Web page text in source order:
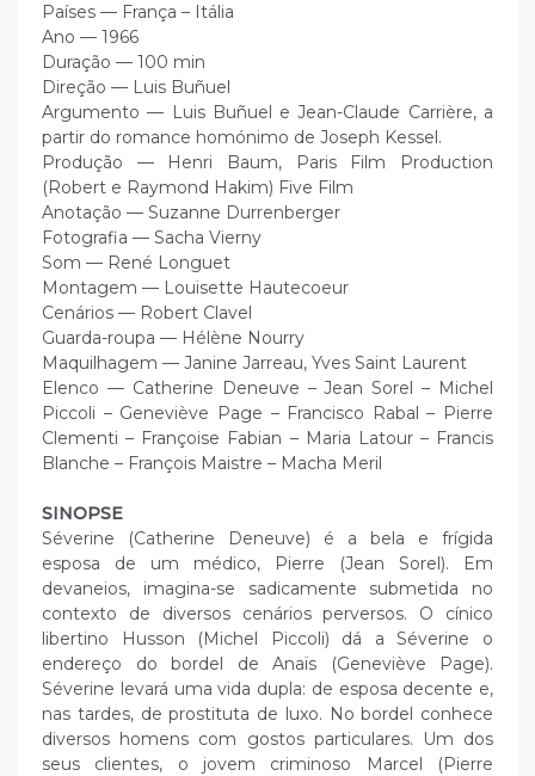
Países — França – Itália
Ano — 1966
Duração — 100 min
Direção — Luis Buñuel
Argumento — Luis Buñuel e Jean-Claude Carrière, a
partir do romance homónimo de Joseph Kessel.
Produção — Henri Baum, Paris Film Production
(Robert e Raymond Hakim) Five Film
Anotação — Suzanne Durrenberger
Fotografia — Sacha Vierny
Som — René Longuet
Montagem — Louisette Hautecoeur
Cenários — Robert Clavel
Guarda-roupa — Hélène Nourry
Maquilhagem — Janine Jarreau, Yves Saint Laurent
Elenco — Catherine Deneuve – Jean Sorel – Michel
Piccoli – Geneviève Page – Francisco Rabal – Pierre
Clementi – Françoise Fabian – Maria Latour – Francis
Blanche – François Maistre – Macha Meril
SINOPSE
Séverine (Catherine Deneuve) é a bela e frígida
esposa de um médico, Pierre (Jean Sorel). Em
devaneios, imagina-se sadicamente submetida no
contexto de diversos cenários perversos. O cínico
libertino Husson (Michel Piccoli) dá a Séverine o
endereço do bordel de Anaïs (Geneviève Page).
Séverine levará uma vida dupla: de esposa decente e,
nas tardes, de prostituta de luxo. No bordel conhece
diversos homens com gostos particulares. Um dos
seus clientes, o jovem criminoso Marcel (Pierre